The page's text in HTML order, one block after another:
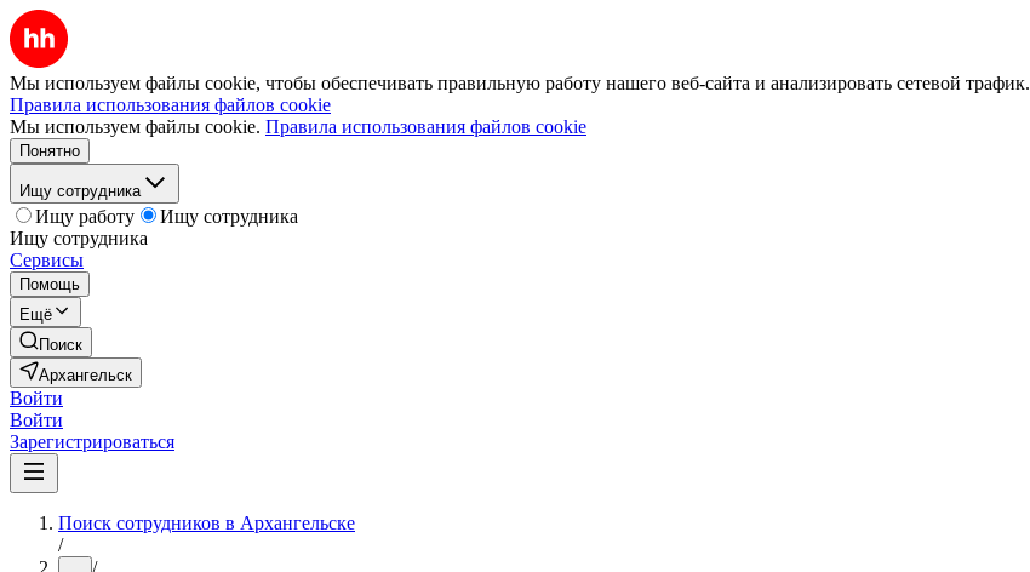
Мы используем файлы cookie, чтобы обеспечивать правильную работу нашего веб-сайта и анализировать сетевой трафик.
Правила использования файлов cookie
Мы используем файлы cookie. Правила использования файлов cookie
Понятно
Ищу сотрудника
Ищу работу
Ищу сотрудника
Ищу сотрудника
Сервисы
Помощь
Ещё
Поиск
Архангельск
Войти
Войти
Зарегистрироваться
Поиск сотрудников в Архангельске
/
/